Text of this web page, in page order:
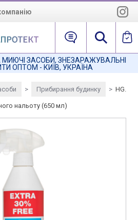
місія
МИЮЧІ ЗАСОБИ, ЗНЕЗАРАЖУВАЛЬНІ
ОПТОМ - КИЇВ, УКРАЇНА
> Прибирання будинку > HG.
нальоту (650 мл)